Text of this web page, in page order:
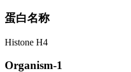
蛋白名称
Histone H4
Organism-1